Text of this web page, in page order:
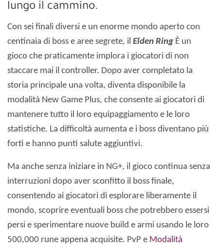
lungo il cammino.
Con sei finali diversi e un enorme mondo aperto con
centinaia di boss e aree segrete, il Elden Ring È un
gioco che praticamente implora i giocatori di non
staccare mai il controller. Dopo aver completato la
storia principale una volta, diventa disponibile la
modalità New Game Plus, che consente ai giocatori di
mantenere tutto il loro equipaggiamento e le loro
statistiche. La difficoltà aumenta e i boss diventano più
forti e hanno punti salute aggiuntivi.
Ma anche senza iniziare in NG+, il gioco continua senza
interruzioni dopo aver sconfitto il boss finale,
consentendo ai giocatori di esplorare liberamente il
mondo, scoprire eventuali boss che potrebbero essersi
persi e sperimentare nuove build e armi usando le loro
500,000 rune appena acquisite. PvP e Modalità